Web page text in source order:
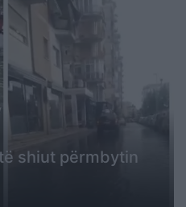
shiut përmbytin